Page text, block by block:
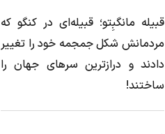
قبیله مانگبِتو؛ قبیله‌ای در کنگو که
مردمانش شکل جمجمه خود را تغییر
دادند و درازترین سرهای جهان را
ساختند!